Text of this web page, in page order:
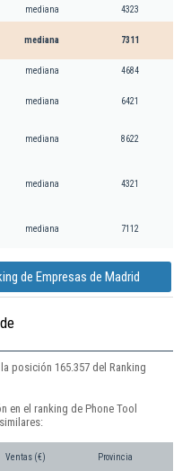
mediana 4323
mediana 7311
mediana 4684
mediana 6421
mediana 8622
mediana 4321
mediana 7112
de Empresas de Madrid
posición 165.357 del Ranking
en el ranking de Phone Tool
Ventas (€) Provincia